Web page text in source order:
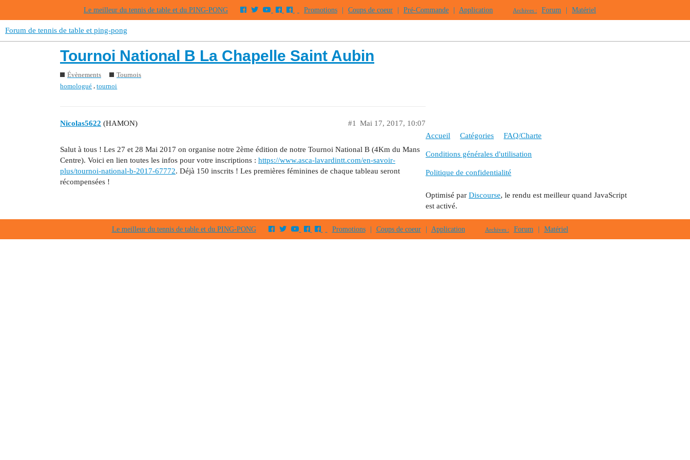
Le meilleur du tennis de table et du PING-PONG Promotions Coups de coeur Pré-Commande Application Archives : Forum Matériel
Forum de tennis de table et ping-pong
Tournoi National B La Chapelle Saint Aubin
Évènements
Tournois
homologué ,tournoi
Nicolas5622 (HAMON) Mai 17, 2017, 10:07
#1
Salut à tous ! Les 27 et 28 Mai 2017 on organise notre 2ème édition de notre Tournoi National B (4Km du Mans
Centre). Voici en lien toutes les infos pour votre inscriptions : https://www.asca-lavardintt.com/en-savoir-
plus/tournoi-national-b-2017-67772. Déjà 150 inscrits ! Les premières féminines de chaque tableau seront
récompensées !
Accueil Catégories FAQ/Charte
Conditions générales d'utilisation
Politique de confidentialité
Optimisé par Discourse, le rendu est meilleur quand JavaScript
est activé.
Le meilleur du tennis de table et du PING-PONG Promotions | Coups de coeur | Application Archives : Forum | Matériel